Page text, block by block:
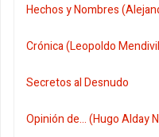
Hechos y Nombres
Crónica (Leopoldo
Secretos al Desnudo
Opinión de... (Hugo Alday